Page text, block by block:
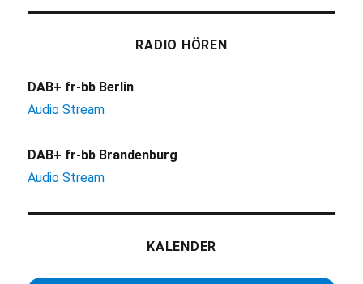
RADIO HÖREN
DAB+ fr-bb Berlin
Audio Stream
DAB+ fr-bb Brandenburg
Audio Stream
KALENDER